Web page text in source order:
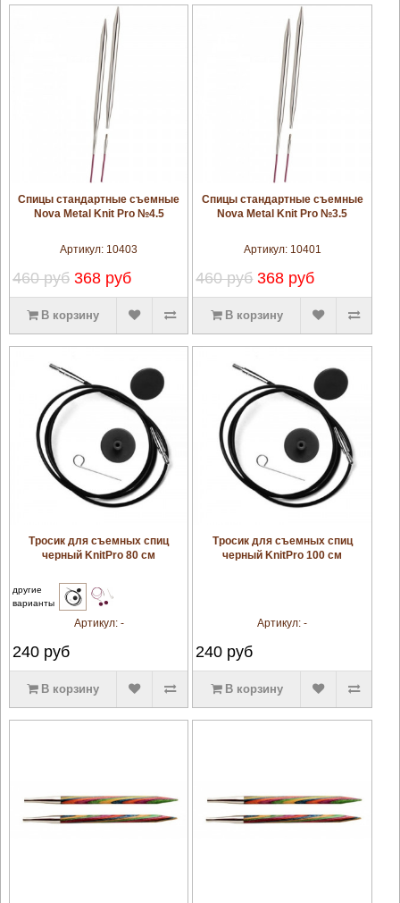
увеличить
Спицы стандартные съемные
Nova Metal Knit Pro №4.5
Артикул: 10403
460 руб 368 руб
В корзину
увеличить
Спицы стандартные съемные
Nova Metal Knit Pro №3.5
Артикул: 10401
460 руб 368 руб
В корзину
увеличить
Тросик для съемных спиц
черный KnitPro 80 см
другие
варианты
Артикул: -
240руб
В корзину
увеличить
Тросик для съемных спиц
черный KnitPro 100 см
Артикул:-
240 руб
В корзину